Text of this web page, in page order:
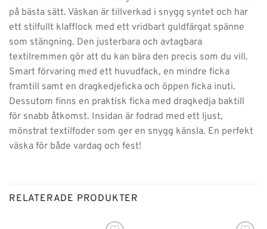
på bästa sätt. Väskan är tillverkad i snygg syntet och har
ett stilfullt klafflock med ett vridbart guldfärgat spänne
som stängning. Den justerbara och avtagbara
textilremmen gör att du kan bära den precis som du vill.
Smart förvaring med ett huvudfack, en mindre ficka
framtill samt en dragkedjeficka och öppen ficka inuti.
Dessutom finns en praktisk ficka med dragkedja baktill
för snabb åtkomst. Insidan är fodrad med ett ljust,
mönstrat textilfoder som ger en snygg känsla. En perfekt
väska för både vardag och fest!
RELATERADE PRODUKTER